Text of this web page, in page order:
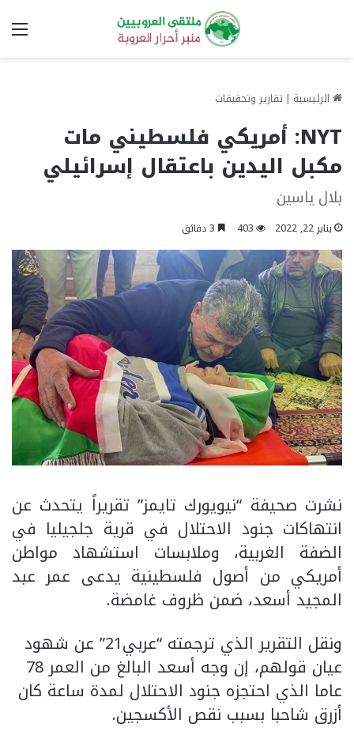
الرئيسية | تقارير وتحقيقات
NYT: أمريكي فلسطيني مات
مكبل اليدين باعتقال إسرائيلي
بلال ياسين
يناير 22, 2022 403
نشرت صحيفة “نيويورك تايمز” تقريراً يتحدث عن
انتهاكات جنود الاحتلال في قرية جلجيليا في
الضفة الغربية، وملابسات استشهاد مواطن
أمريكي من أصول فلسطينية يدعى عمر عبد
المجيد أسعد، ضمن ظروف غامضة.
ونقل التقرير الذي ترجمته “عربي21” عن شهود
عيان قولهم، إن وجه أسعد البالغ من العمر 78
عاما الذي احتجزه جنود الاحتلال لمدة ساعة كان
أزرق شاحبا بسبب نقص الأكسجين.